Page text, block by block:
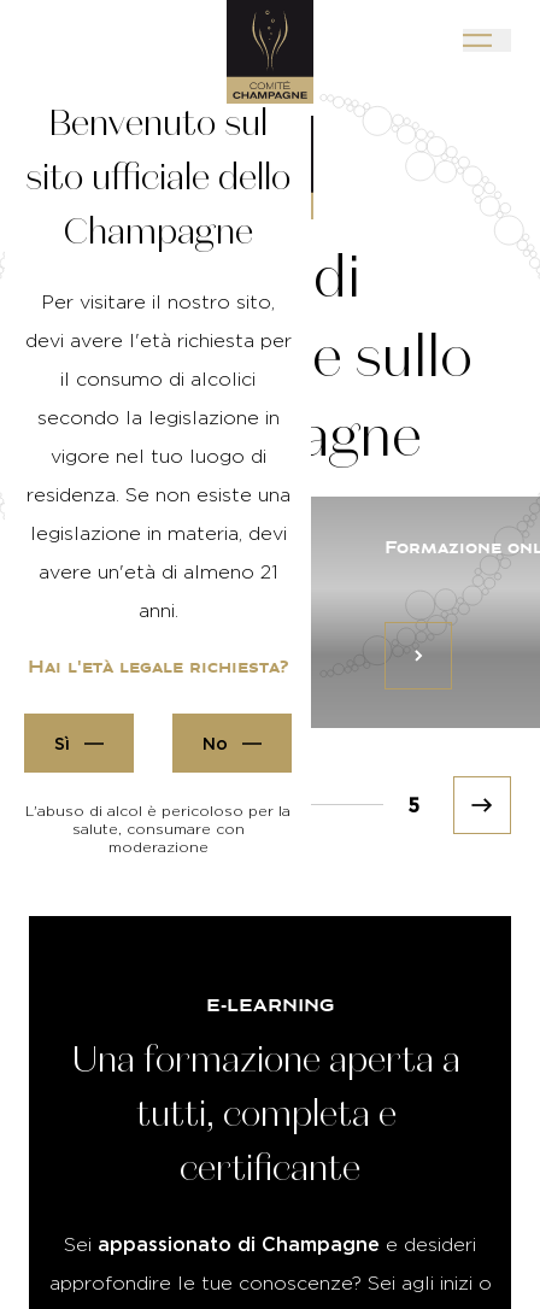
Benvenuto sul
sito ufficiale dello
Champagne
Per visitare il nostro sito,
devi avere l'età richiesta per
il consumo di alcolici
secondo la legislazione in
vigore nel tuo luogo di
residenza. Se non esiste una
legislazione in materia, devi
avere un'età di almeno 21
anni.
Hai l'età legale richiesta?
Sì No
L'abuso di alcol è pericoloso per la
salute, consumare con
moderazione
Ilsito
di
formazione sullo
Champagne
Formazione in presenza Formazione
Prev 1 5 Next
E-LEARNING
Una formazione aperta a
tutti, completa e
certificante
Sei appassionato di Champagne e desideri
approfondire le tue conoscenze? Sei agli inizi o